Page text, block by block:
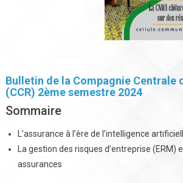
Bulletin de la Compagnie Centrale
(CCR) 2ème semestre 2024
Sommaire
L’assurance à l’ère de l’intelligence
La gestion des risques d’entreprise (ERM)
assurances